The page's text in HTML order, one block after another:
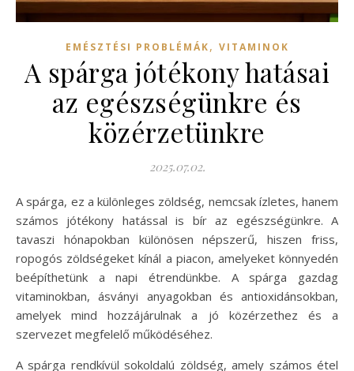
EMÉSZTÉSI PROBLÉMÁK, VITAMINOK
A spárga jótékony hatásai
az egészségünkre és
közérzetünkre
2025.07.02.
A spárga, ez a különleges zöldség, nemcsak ízletes, hanem
számos jótékony hatással is bír az egészségünkre. A
tavaszi hónapokban különösen népszerű, hiszen friss,
ropogós zöldségeket kínál a piacon, amelyeket könnyedén
beépíthetünk a napi étrendünkbe. A spárga gazdag
vitaminokban, ásványi anyagokban és antioxidánsokban,
amelyek mind hozzájárulnak a jó közérzethez és a
szervezet megfelelő működéséhez.
A spárga rendkívül sokoldalú zöldség, amely számos étel